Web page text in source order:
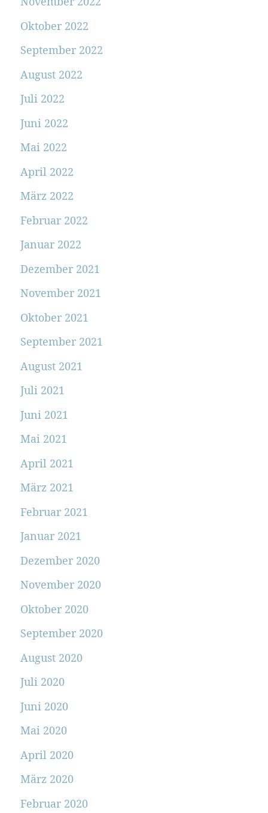
Oktober 2022
September 2022
August 2022
Juli 2022
Juni 2022
Mai 2022
April 2022
März 2022
Februar 2022
Januar 2022
Dezember 2021
November 2021
Oktober 2021
September 2021
August 2021
Juli 2021
Juni 2021
Mai 2021
April 2021
März 2021
Februar 2021
Januar 2021
Dezember 2020
November 2020
Oktober 2020
September 2020
August 2020
Juli 2020
Juni 2020
Mai 2020
April 2020
März 2020
Februar 2020